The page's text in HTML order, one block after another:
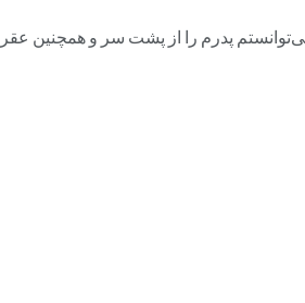
پدرم را از پشت سر و همچنین